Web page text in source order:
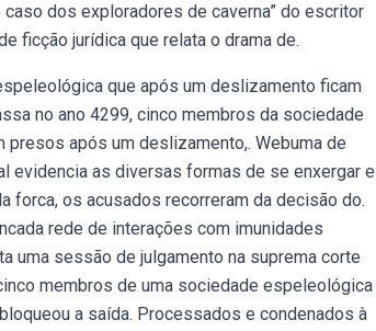
dos exploradores de caverna” do escritor
ficção jurídica que relata o drama de.
que após um deslizamento ficam
no ano 4299, cinco membros da sociedade
presos após um deslizamento,. Webuma de
evidencia as diversas formas de se enxergar e
forca, os acusados recorreram da decisão do.
rede de interações com imunidades
uma sessão de julgamento na suprema corte
membros de uma sociedade espeleológica
a saída. Processados e condenados à